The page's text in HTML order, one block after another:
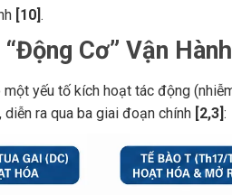
[10].
Cơ” Vận
yếu tố kích hoạt tác động
ra qua ba giai đoạn chính [2,3]: